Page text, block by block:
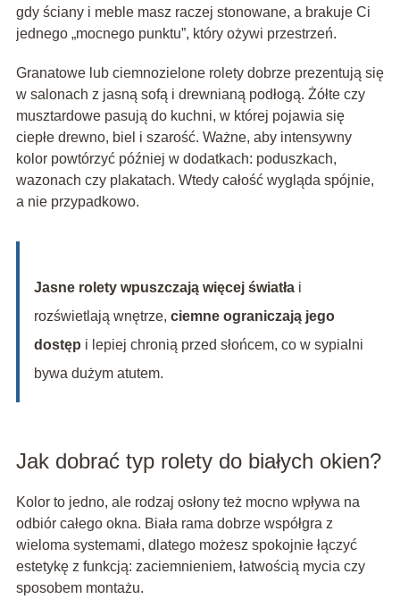
gdy ściany i meble masz raczej stonowane, a brakuje Ci
jednego „mocnego punktu”, który ożywi przestrzeń.
Granatowe lub ciemnozielone rolety dobrze prezentują się
w salonach z jasną sofą i drewnianą podłogą. Żółte czy
musztardowe pasują do kuchni, w której pojawia się
ciepłe drewno, biel i szarość. Ważne, aby intensywny
kolor powtórzyć później w dodatkach: poduszkach,
wazonach czy plakatach. Wtedy całość wygląda spójnie,
a nie przypadkowo.
Jasne rolety wpuszczają więcej światłai
rozświetlają wnętrze, ciemne ograniczają jego
dostęp i lepiej chronią przed słońcem, co w sypialni
bywa dużym atutem.
Jak dobrać typ rolety do białych okien?
Kolor to jedno, ale rodzaj osłony też mocno wpływa na
odbiór całego okna. Biała rama dobrze współgra z
wieloma systemami, dlatego możesz spokojnie łączyć
estetykę z funkcją: zaciemnieniem, łatwością mycia czy
sposobem montażu.